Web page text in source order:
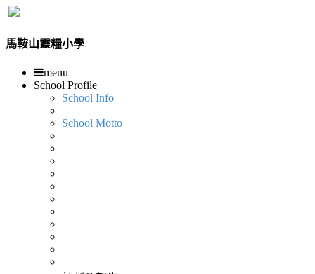
馬鞍山靈糧小學
menu
School Profile
School Info
School Motto